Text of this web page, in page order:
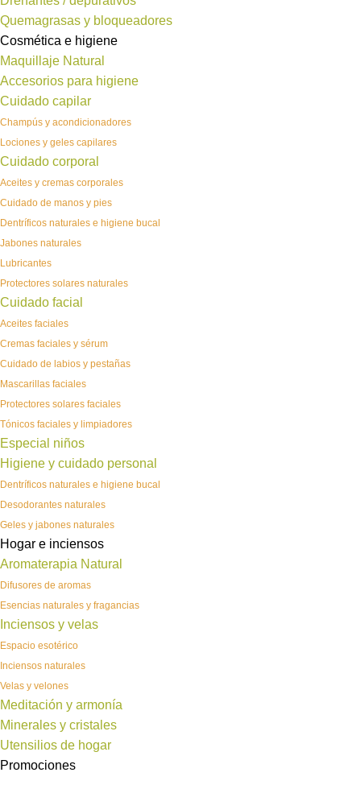
Quemagrasas y bloqueadores
Cosmética e higiene
Maquillaje Natural
Accesorios para higiene
Cuidado capilar
Champús y acondicionadores
Lociones y geles capilares
Cuidado corporal
Aceites y cremas corporales
Cuidado de manos y pies
Dentríficos naturales e higiene bucal
Jabones naturales
Lubricantes
Protectores solares naturales
Cuidado facial
Aceites faciales
Cremas faciales y sérum
Cuidado de labios y pestañas
Mascarillas faciales
Protectores solares faciales
Tónicos faciales y limpiadores
Especial niños
Higiene y cuidado personal
Dentríficos naturales e higiene bucal
Desodorantes naturales
Geles y jabones naturales
Hogar e inciensos
Aromaterapia Natural
Difusores de aromas
Esencias naturales y fragancias
Inciensos y velas
Espacio esotérico
Inciensos naturales
Velas y velones
Meditación y armonía
Minerales y cristales
Utensilios de hogar
Promociones